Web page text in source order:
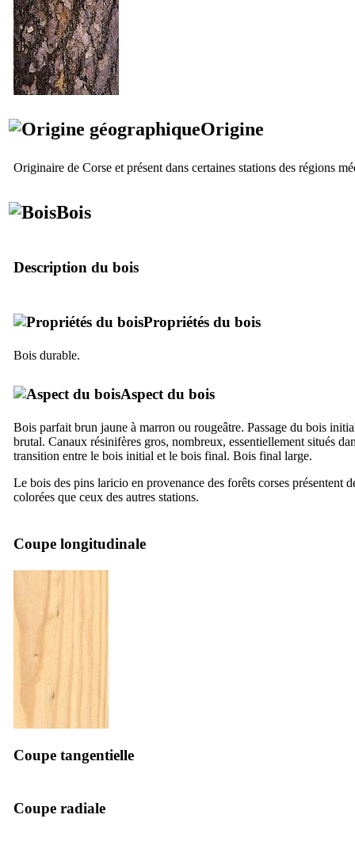
Origine
Originaire de Corse et présent dans certaines stations des régions
Bois
Description du bois
Propriétés du bois
Bois durable.
Aspect du bois
Bois parfait brun jaune à marron ou rougeâtre. Passage du bois
brutal. Canaux résinifères gros, nombreux, essentiellement situés
transition entre le bois initial et le bois final. Bois final large.
Le bois des pins laricio en provenance des forêts corses présentent
colorées que ceux des autres stations.
Coupe longitudinale
Coupe tangentielle
Coupe radiale